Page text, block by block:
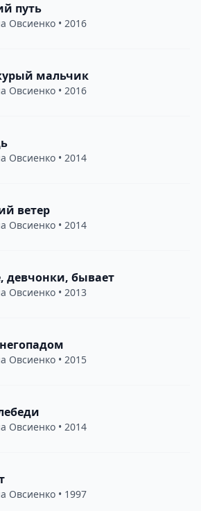
путь
Овсиенко • 2016
мальчик
Овсиенко • 2016
Овсиенко • 2014
ветер
Овсиенко • 2014
девчонки, бывает
Овсиенко • 2013
Овсиенко • 2015
Овсиенко • 2014
Овсиенко • 1997